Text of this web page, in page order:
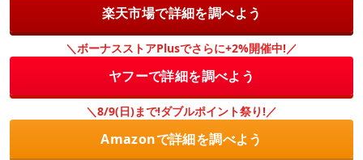
楽天市場で詳細を調べよう
＼ボーナスストアPlusでさらに+2%開催中!／
ヤフーで詳細を調べよう
＼8/9(日)まで!ダブルポイント祭り!／
Amazonで詳細を調べよう